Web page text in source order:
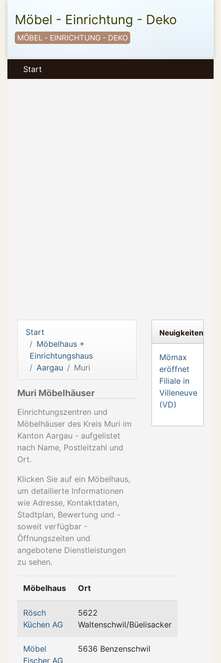
Möbel - Einrichtung - Deko
MÖBEL - EINRICHTUNG - DEKO
Start
Start
Möbelhaus +
Einrichtungshaus
Aargau
Muri
Muri Möbelhäuser
Einrichtungszentren und
Möbelhäuser des Kreis Muri im
Kanton Aargau - aufgelistet
nach Name, Postleitzahl und
Ort.
Klicken Sie auf ein Möbelhaus,
um detailierte Informationen
wie Adresse, Kontaktdaten,
Stadtplan, Bewertung und -
soweit verfügbar -
Öffnungszeiten und
angebotene Dienstleistungen
zu sehen.
Möbelhaus Ort
Rösch
Küchen AG
5622
Waltenschwil/Büelisacker
Möbel
Fischer AG
5636 Benzenschwil
Neuigkeiten
Mömax
eröffnet
Filiale in
Villeneuve
(VD)